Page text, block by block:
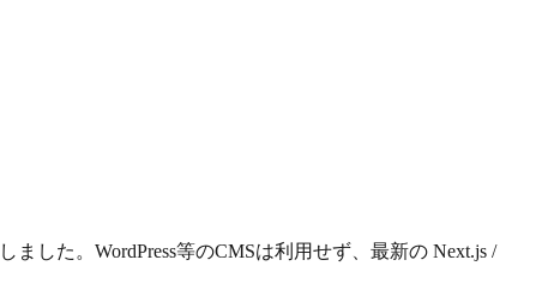
しました。WordPress等のCMSは利用せず、最新の Next.js /